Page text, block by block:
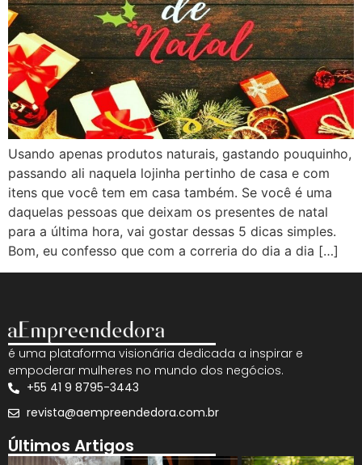
Usando apenas produtos naturais, gastando pouquinho,
passando ali naquela lojinha pertinho de casa e com
itens que você tem em casa também. Se você é uma
daquelas pessoas que deixam os presentes de natal
para a última hora, vai gostar dessas 5 dicas simples.
Bom, eu confesso que com a correria do dia a dia […]
é uma plataforma visionária dedicada a inspirar e
empoderar mulheres no mundo dos negócios.
+55 41 9 8795-3443
revista@aempreendedora.com.br
Últimos Artigos